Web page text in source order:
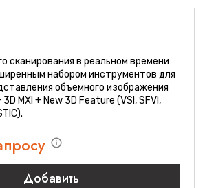
сканирования в реальном времени
набором инструментов для
объемного изображения
MXI + New 3D Feature (VSI, SFVI,
Добавить